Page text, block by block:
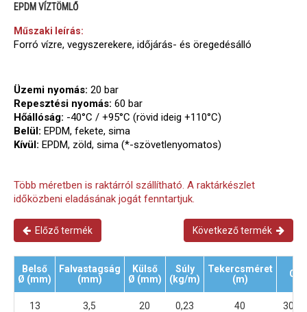
EPDM VÍZTÖMLŐ
Műszaki leírás:
Forró vízre, vegyszerekere, időjárás- és öregedésálló
Üzemi nyomás: 20 bar
Repesztési nyomás: 60 bar
Hőállóság: -40°C / +95°C (rövid ideig +110°C)
Belül: EPDM, fekete, sima
Kívül: EPDM, zöld, sima (*-szövetlenyomatos)
Több méretben is raktárról szállítható. A raktárkészlet
időközbeni eladásának jogát fenntartjuk.
Előző termék Következő termék
Belső
Ø (mm)
Falvastagság
(mm)
Külső
Ø (mm)
Súly
(kg/m)
Tekercsméret
(m)
13 3,5 20 0,23 40 3020